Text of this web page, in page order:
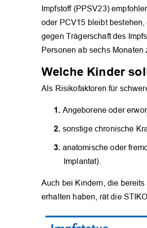
Impfstoff (PPSV23)
oder PCV15 bleibt
gegen Trägerschaft des
Personen ab sechs Monaten
Welche Kinder
Als Risikofaktoren für
Angeborene oder
sonstige chronische
anatomische oder
Implantat).
Auch bei Kindern, die
erhalten haben, rät die